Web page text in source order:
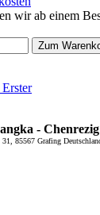
wir ab einem
Zum
-
85567 Grafing